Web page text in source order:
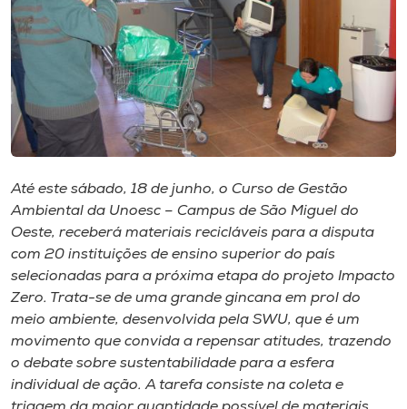
Editora
Rádio
Museu
Unoesc
Store
Selecione
o idioma
A+
Até este sábado, 18 de junho, o Curso de Gestão
Ambiental da Unoesc – Campus de São Miguel do
Oeste, receberá materiais recicláveis para a disputa
com 20 instituições de ensino superior do país
selecionadas para a próxima etapa do projeto Impacto
Zero. Trata-se de uma grande gincana em prol do
meio ambiente, desenvolvida pela SWU, que é um
movimento que convida a repensar atitudes, trazendo
o debate sobre sustentabilidade para a esfera
individual de ação. A tarefa consiste na coleta e